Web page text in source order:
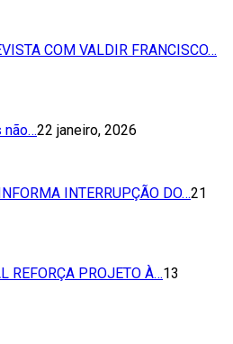
COM VALDIR FRANCISCO…
não…22 janeiro, 2026
INTERRUPÇÃO DO…21
REFORÇA PROJETO À…13